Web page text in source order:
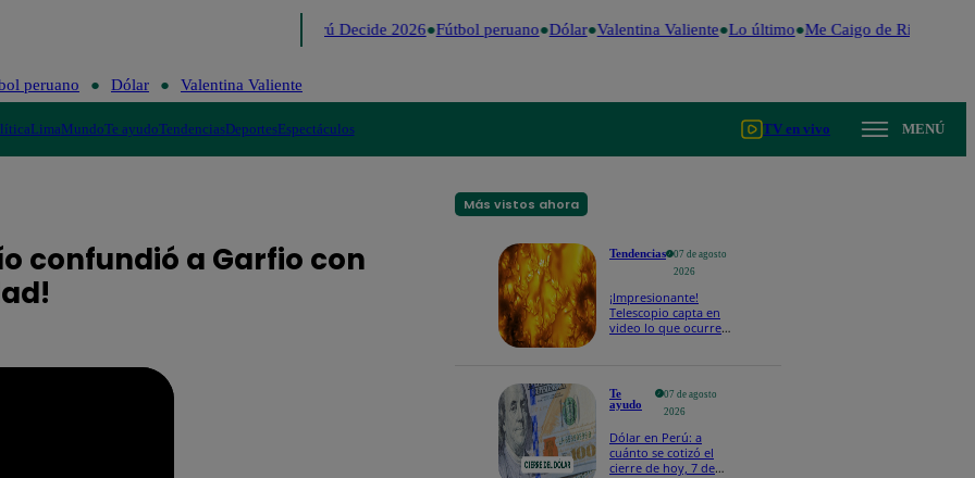
Perú Decide 2026 Fútbol peruano Dólar Valentina Valiente Lo último Me Caigo de Risa
peruano Dólar Valentina Valiente
LimaMundoTe ayudoTendenciasDeportesEspectáculos TV en vivo MENÚ
confundió a Garfio con
Más vistos ahora
Tendencias
07 de agosto
2026
¡Impresionante!
Telescopio capta en
video lo que ocurre
Te
ayudo
07 de agosto
2026
Dólar en Perú: a
cuánto se cotizó el
cierre de hoy, 7 de